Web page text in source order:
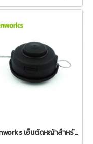
Greenworks เอ็นตัดหญ้าสำหรับเครื่องตัดหญ้าสะพาย 40V (แฮนด์กว้าง 2103907)